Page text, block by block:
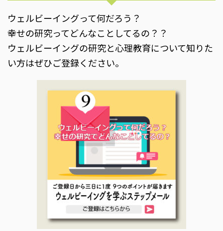
ウェルビーイングって何だろう？
幸せの研究ってどんなことしてるの？？
ウェルビーイングの研究と心理教育について知りた
い方はぜひご登録ください。